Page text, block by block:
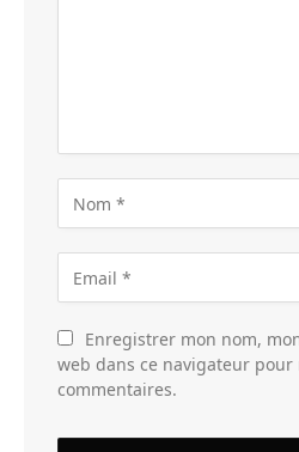
Enregistrer mon nom,
web dans ce navigateur pour
commentaires.